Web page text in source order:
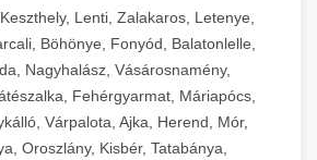
Lenti, Zalakaros, Letenye,
Böhönye, Fonyód, Balatonlelle,
Nagyhalász, Vásárosnamény,
Fehérgyarmat, Máriapócs,
Várpalota, Ajka, Herend, Mór,
Oroszlány, Kisbér, Tatabánya,